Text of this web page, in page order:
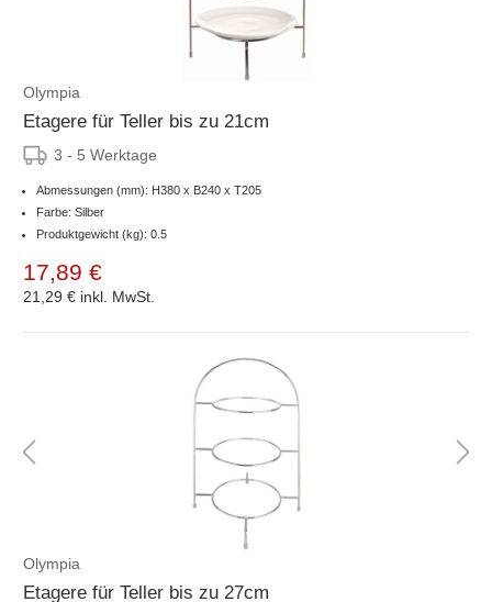
Olympia
Etagere für Teller bis zu 21cm
3 - 5 Werktage
Abmessungen (mm): H380 x B240 x T205
Farbe: Silber
Produktgewicht (kg): 0.5
17,89 €
21,29 € inkl. MwSt.
Olympia
Etagere für Teller bis zu 27cm